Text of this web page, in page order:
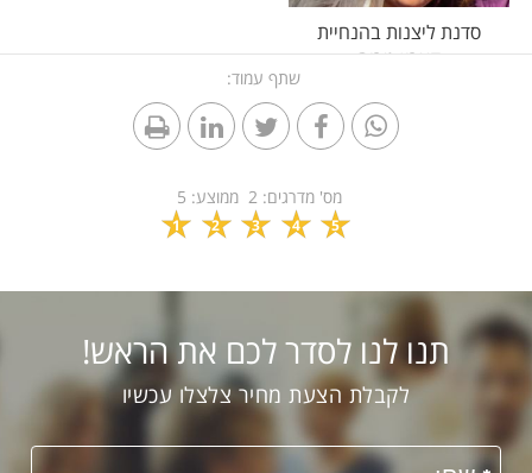
סדנת ליצנות בהנחיית
קארין מרום
שתף עמוד:
מס' מדרגים:2 ממוצע: 5
1 2 3 4 5
תנו לנו לסדר לכם את הראש!
לקבלת הצעת מחיר צלצלו עכשיו